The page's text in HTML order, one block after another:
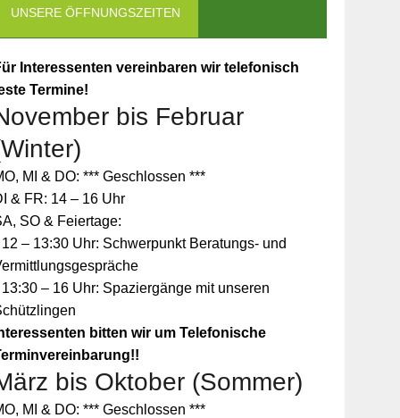
UNSERE ÖFFNUNGSZEITEN
Interessenten vereinbaren wir telefonisch
Termine!
bis Februar
MI & DO: *** Geschlossen ***
& FR: 14 – 16 Uhr
SO & Feiertage:
12 – 13:30 Uhr: Schwerpunkt Beratungs- und
13:30 – 16 Uhr: Spaziergänge mit unseren
bitten wir um Telefonische
bis Oktober (Sommer)
MI & DO: *** Geschlossen ***